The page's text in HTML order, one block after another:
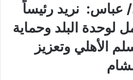
عباس: نريد رئيساً
لوحدة البلد وحماية
الأهلي وتعزيز